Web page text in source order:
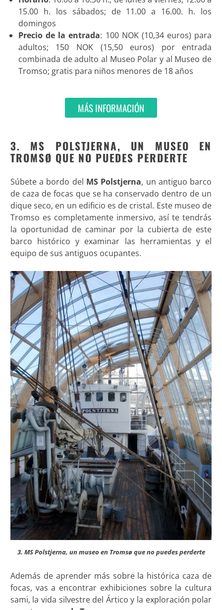
15.00 h. los sábados; de 11.00 a 16.00. h. los
domingos
Precio de la entrada: 100 NOK (10,34 euros) para
adultos; 150 NOK (15,50 euros) por entrada
combinada de adulto al Museo Polar y al Museo de
Tromso; gratis para niños menores de 18 años
MÁS INFORMACIÓN
3. MS POLSTJERNA, UN MUSEO EN
TROMSØ QUE NO PUEDES PERDERTE
Súbete a bordo del MS Polstjerna, un antiguo barco
de caza de focas que se ha conservado dentro de un
dique seco, en un edificio es de cristal. Este museo de
Tromso es completamente inmersivo, así te tendrás
la oportunidad de caminar por la cubierta de este
barco histórico y examinar las herramientas y el
equipo de sus antiguos ocupantes.
3. MS Polstjerna, un museo en Tromsø que no puedes perderte
Además de aprender más sobr­­e la histórica caza de
focas, vas a encontrar exhibiciones sobre la cultura
sami, la vida silvestre del Ártico y la exploración polar